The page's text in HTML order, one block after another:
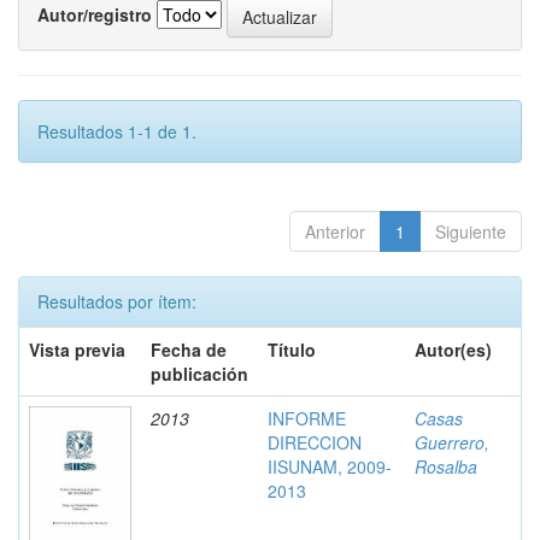
Autor/registro
Resultados 1-1 de 1.
Anterior 1 Siguiente
Resultados por ítem:
Vista previa
Fecha de
publicación
Título Autor(es)
2013
INFORME
DIRECCION
IISUNAM, 2009-
2013
Casas
Guerrero,
Rosalba